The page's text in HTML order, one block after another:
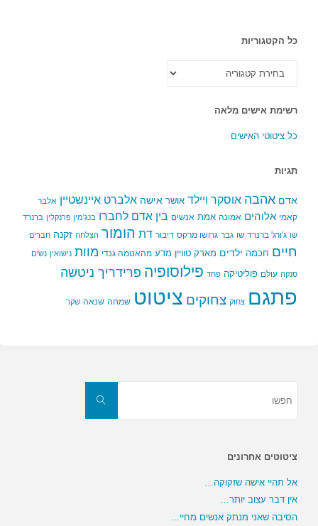
כל הקטגוריות
הקטגוריות
רשימת אישים מלאה
כל ציטוטי האישים
תגיות
אדם אהבה אוסקר ויילד אושר אישה אלברט איינשטיין אלבר
קאמי אלוהים אמונה אמת אנשים בין אדם לחברו בנג'מין פרנקלין ברנרד
שו ג'ורג' ברנרד שו גבר גרושו מרקס דיבור דת הומור הצלחה זקנה חברים
חיים חכמה ילדים מארק טוויין מדע מהאטמה גנדי מוות נישואין נשים
סנקה עולם פוליטיקה פחד פילוסופיה פרידריך ניטשה
פתגם צחוק צחוקים ציטוט שמחה שנאה שקר
חפשו
ציטוטים אחרונים
אל תהיי אישה שזקוקה…
אין דבר עצוב יותר…
הסיבה שאני מנתק אנשים מחיי…